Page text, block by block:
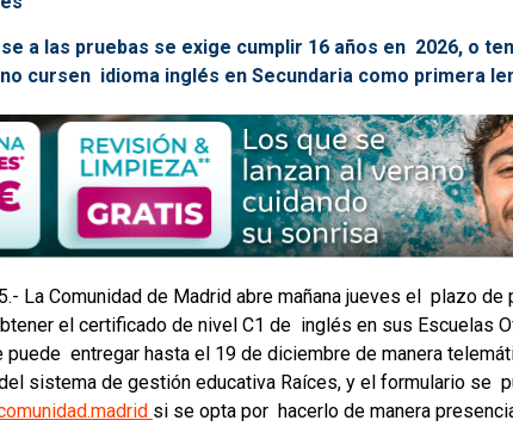
a las pruebas se exige cumplir 16 años en 2026, o
cursen idioma inglés en Secundaria como primera
La Comunidad de Madrid abre mañana jueves el plazo de
el certificado de nivel C1 de inglés en sus Escuelas
puede entregar hasta el 19 de diciembre de manera
sistema de gestión educativa Raíces, y el formulario se
si se opta por hacerlo de manera